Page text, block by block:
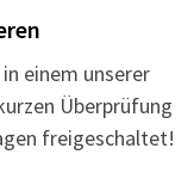
einem unserer
Überprüfung
freigeschaltet!